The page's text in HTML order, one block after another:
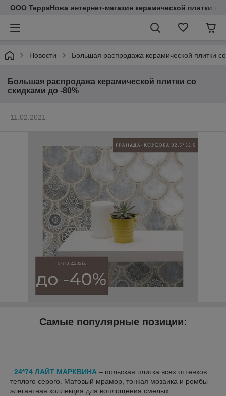
ООО ТерраНова интернет-магазин керамической плитки и
Новости Большая распродажа керамической плитки
Большая распродажа керамической плитки со
скидками до -80%
11.02.2021
Самые популярные позиции:
24*74 ЛАЙТ МАРКВИНА – польская плитка всех оттенков
теплого серого. Матовый мрамор, тонкая мозаика и ромбы –
элегантная коллекция для воплощения смелых